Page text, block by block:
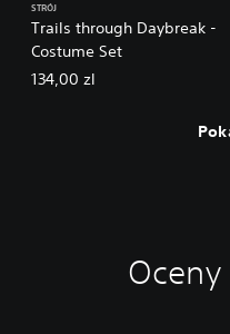
Trails through Daybreak -
Costume Set
STRÓJ
134,00 zl